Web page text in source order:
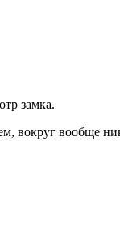
замка.
вокруг вообще